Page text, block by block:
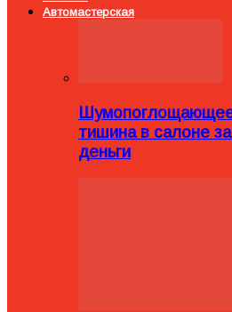
Автомастерская
тишина в салоне
деньги